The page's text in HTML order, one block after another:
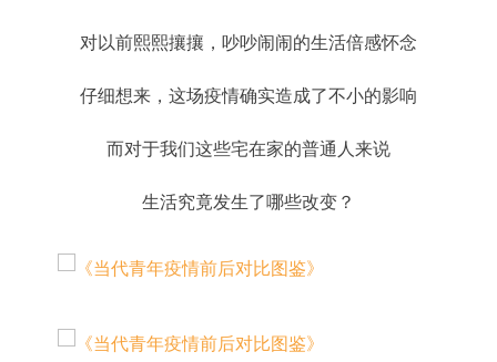
对以前熙熙攘攘，吵吵闹闹的生活倍感怀念
仔细想来，这场疫情确实造成了不小的影响
而对于我们这些宅在家的普通人来说
生活究竟发生了哪些改变？